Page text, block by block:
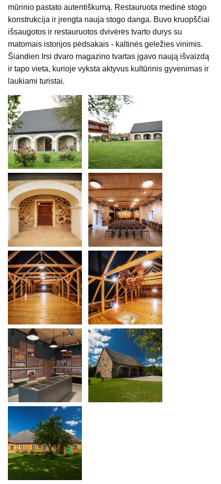
mūrinio pastato autentiškumą. Restauruota medinė stogo
konstrukcija ir įrengta nauja stogo danga. Buvo kruopščiai
išsaugotos ir restauruotos dvivėrės tvarto durys su
matomais istorijos pėdsakais - kaltinės geležies vinimis.
Šiandien Irsi dvaro magazino tvartas įgavo naują išvaizdą
ir tapo vieta, kurioje vyksta aktyvus kultūrinis gyvenimas ir
laukiami turistai.